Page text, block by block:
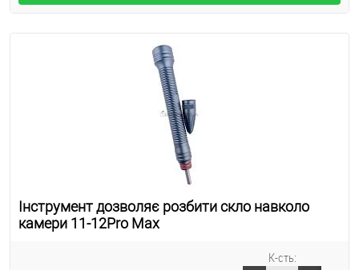
Інструмент дозволяє розбити скло навколо
камери 11-12Pro Max
К-сть: